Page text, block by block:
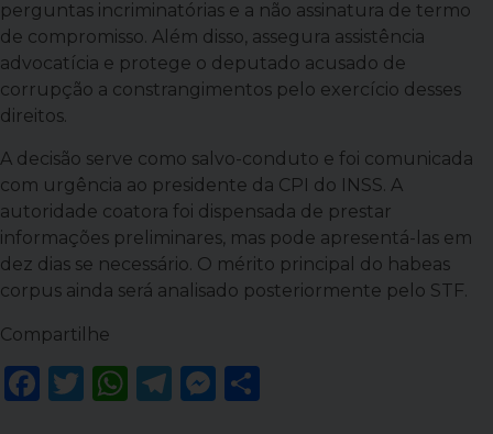
perguntas incriminatórias e a não assinatura de termo
de compromisso. Além disso, assegura assistência
advocatícia e protege o deputado acusado de
corrupção a constrangimentos pelo exercício desses
direitos.
A decisão serve como salvo-conduto e foi comunicada
com urgência ao presidente da CPI do INSS. A
autoridade coatora foi dispensada de prestar
informações preliminares, mas pode apresentá-las em
dez dias se necessário. O mérito principal do habeas
corpus ainda será analisado posteriormente pelo STF.
Compartilhe
Facebook
Twitter
WhatsApp
Telegram
Messenger